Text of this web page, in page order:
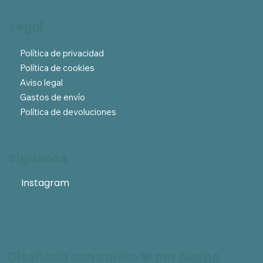
Instagram
Política de privacidad
Política de cookies
Aviso legal
Gastos de envío
Política de devoluciones